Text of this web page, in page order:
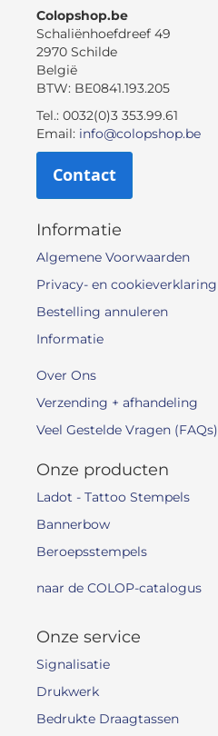
Colopshop.be
Schaliënhoefdreef 49
2970 Schilde
België
BTW: BE0841.193.205
Tel.: 0032(0)3 353.99.61
Email: info@colopshop.be
Contact
Informatie
Algemene Voorwaarden
Privacy- en cookieverklaring
Bestelling annuleren
Informatie
Over Ons
Verzending + afhandeling
Veel Gestelde Vragen (FAQs)
Onze producten
Ladot - Tattoo Stempels
Bannerbow
Beroepsstempels
naar de COLOP-catalogus
Onze service
Signalisatie
Drukwerk
Bedrukte Draagtassen